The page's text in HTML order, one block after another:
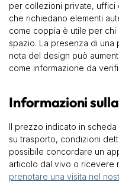
per collezioni private, uffici
che richiedano elementi
come coppia è utile per
spazio. La presenza di una
nota del design può
come informazione da
Informazioni
Il prezzo indicato in
su trasporto, condizioni
possibile concordare un
articolo dal vivo o ricevere
prenotare una visita nel